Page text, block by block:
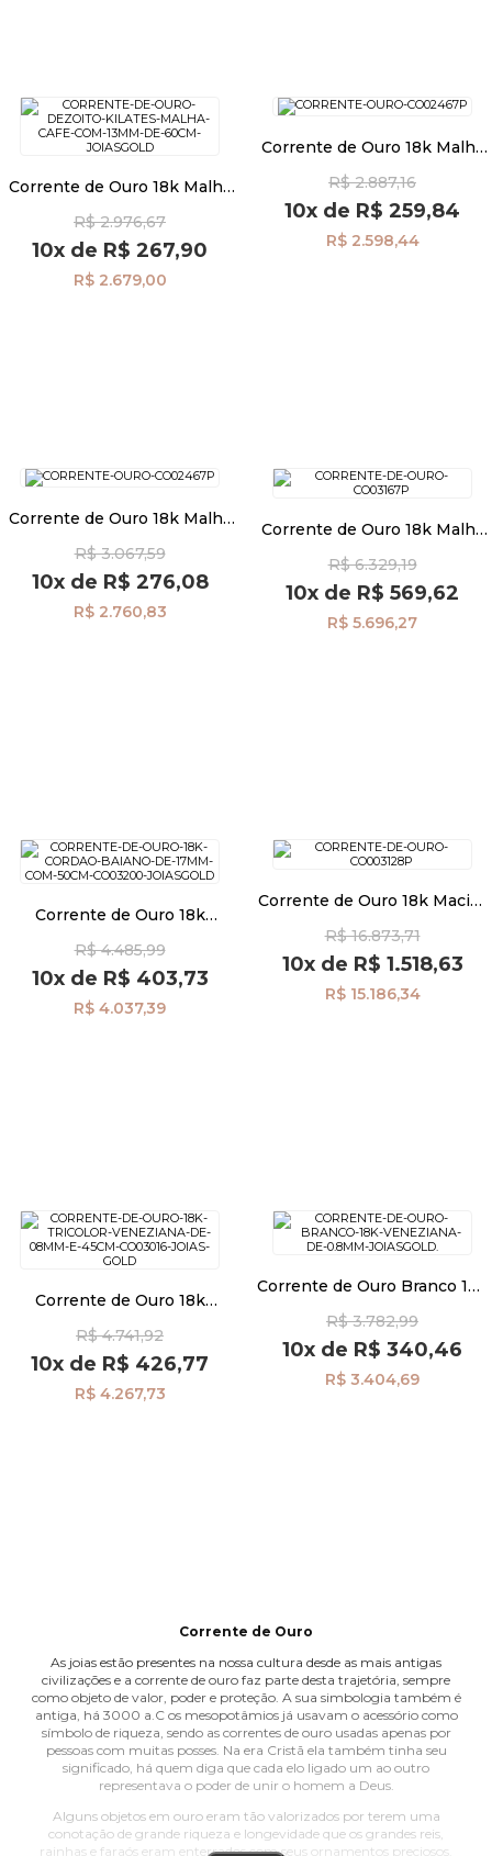
Corrente de Ouro 18k Malha
co03252
R$ 2.976,67
10x de R$ 267,90
R$ 2.679,00
Corrente de Ouro 18k Malha
co03455
R$ 2.887,16
10x de R$ 259,84
R$ 2.598,44
Corrente de Ouro 18k Malha
co03453
R$ 3.067,59
10xde R$ 276,08
R$ 2.760,83
Corrente de Ouro 18k Malha
co03451
R$ 6.329,19
10x de R$ 569,62
R$ 5.696,27
Corrente de Ouro 18k
50cm co03200
R$ 4.485,99
10xde R$ 403,73
R$ 4.037,39
Corrente de Ouro 18k Maciça
co03128
R$ 16.873,71
10xde R$ 1.518,63
R$ 15.186,34
Corrente de Ouro 18k
0,8mm e 45cm co03016
R$ 4.741,92
10x de R$ 426,77
R$ 4.267,73
Corrente de Ouro Branco 18k
40cm co02796
R$ 3.782,99
10x de R$ 340,46
R$ 3.404,69
Corrente de Ouro
As joias estão presentes na nossa cultura desde as mais antigas
civilizações e a corrente de ouro faz parte desta trajetória, sempre
como objeto de valor, poder e proteção. A sua simbologia também é
antiga, há 3000 a.C os mesopotâmios já usavam o acessório como
símbolo de riqueza, sendo as correntes de ouro usadas apenas por
pessoas com muitas posses. Na era Cristã ela também tinha seu
significado, há quem diga que cada elo ligado um ao outro
representava o poder de unir o homem a Deus.
Alguns objetos em ouro eram tão valorizados por terem uma
conotação de grande riqueza e longevidade que os grandes reis,
rainhas e faraós eram enterrados com seus ornamentos preciosos.